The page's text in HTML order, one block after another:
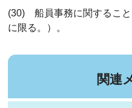
(30) 船員事務に関するこ
に限る。）。
関連